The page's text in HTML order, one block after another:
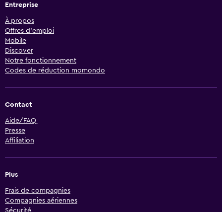
Entreprise
À propos
Offres d’emploi
Mobile
Discover
Notre fonctionnement
Codes de réduction momondo
Contact
Aide/FAQ
Presse
Affiliation
Plus
Frais de compagnies
Compagnies aériennes